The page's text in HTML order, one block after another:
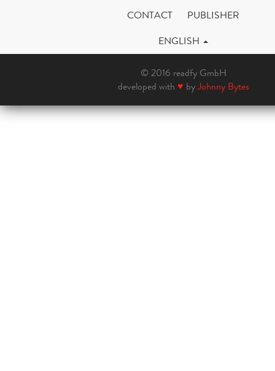
CONTACT
PUBLISHER
ENGLISH
© 2016 readfy GmbH
developed with ♥ byJohnny Bytes